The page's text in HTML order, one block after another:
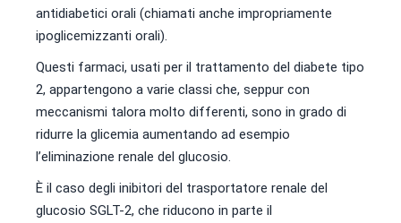
antidiabetici orali (chiamati anche impropriamente
ipoglicemizzanti orali).
Questi farmaci, usati per il trattamento del diabete tipo
2, appartengono a varie classi che, seppur con
meccanismi talora molto differenti, sono in grado di
ridurre la glicemia aumentando ad esempio
l’eliminazione renale del glucosio.
È il caso degli inibitori del trasportatore renale del
glucosio SGLT-2, che riducono in parte il